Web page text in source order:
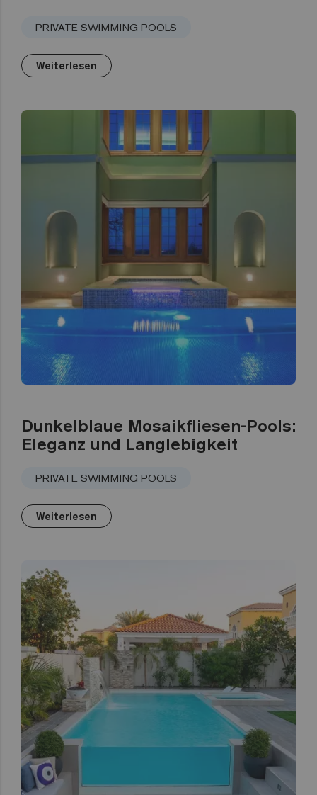
PRIVATE SWIMMING POOLS
Weiterlesen
Dunkelblaue Mosaikfliesen-Pools:
Eleganz und Langlebigkeit
PRIVATE SWIMMING POOLS
Weiterlesen